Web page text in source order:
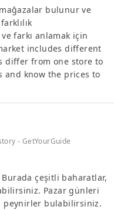
bulunur ve
farkı anlamak için
includes different
differ from one store to
and know the prices to
- GetYourGuide
çeşitli baharatlar,
Pazar günleri
peynirler bulabilirsiniz.